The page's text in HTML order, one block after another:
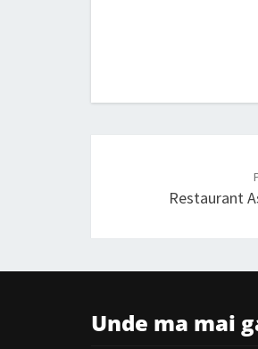
Restaurant
Unde ma mai